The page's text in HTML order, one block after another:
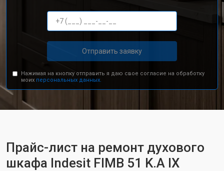
Отправить заявку
Нажимая на кнопку отправить я даю свое согласие на обработку
моих персональных данных.
Прайс-лист на ремонт духового
шкафа Indesit FIMB 51 K.A IX